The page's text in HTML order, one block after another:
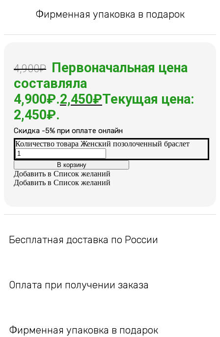
Фирменная упаковка в подарок
4,900₽
Первоначальная цена
составляла
4,900₽.2,450₽Текущая цена:
2,450₽.
Cкидка -5% при оплате онлайн
Количество товара Женский позолоченный браслет
В корзину
Добавить в Список желаний
Добавить в Список желаний
Бесплатная доставка по России
Оплата при получении заказа
Фирменная упаковка в подарок